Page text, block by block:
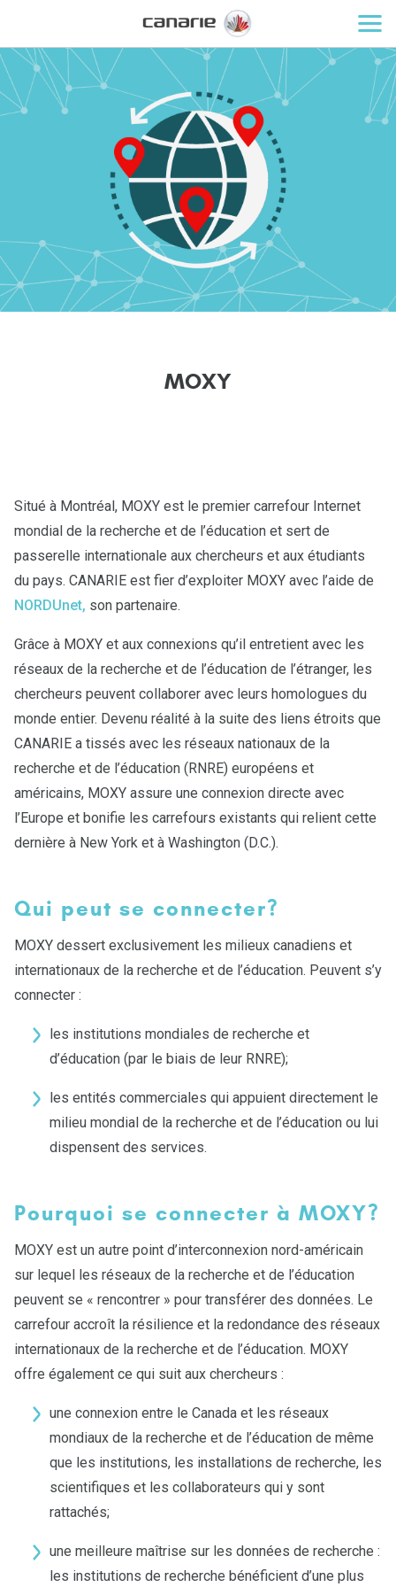
MOXY
Situé à Montréal, MOXY est le premier carrefour Internet
mondial de la recherche et de l’éducation et sert de
passerelle internationale aux chercheurs et aux étudiants
du pays. CANARIE est fier d’exploiter MOXY avec l’aide de
NORDUnet, son partenaire.
Grâce à MOXY et aux connexions qu’il entretient avec les
réseaux de la recherche et de l’éducation de l’étranger, les
chercheurs peuvent collaborer avec leurs homologues du
monde entier. Devenu réalité à la suite des liens étroits que
CANARIE a tissés avec les réseaux nationaux de la
recherche et de l’éducation (RNRE) européens et
américains, MOXY assure une connexion directe avec
l’Europe et bonifie les carrefours existants qui relient cette
dernière à New York et à Washington (D.C.).
Qui peut se connecter?
MOXY dessert exclusivement les milieux canadiens et
internationaux de la recherche et de l’éducation. Peuvent s’y
connecter :
les institutions mondiales de recherche et
d’éducation (par le biais de leur RNRE);
les entités commerciales qui appuient directement le
milieu mondial de la recherche et de l’éducation ou lui
dispensent des services.
Pourquoi se connecter à MOXY?
MOXY est un autre point d’interconnexion nord-américain
sur lequel les réseaux de la recherche et de l’éducation
peuvent se « rencontrer » pour transférer des données. Le
carrefour accroît la résilience et la redondance des réseaux
internationaux de la recherche et de l’éducation. MOXY
offre également ce qui suit aux chercheurs :
une connexion entre le Canada et les réseaux
mondiaux de la recherche et de l’éducation de même
que les institutions, les installations de recherche, les
scientifiques et les collaborateurs qui y sont
rattachés;
une meilleure maîtrise sur les données de recherche :
les institutions de recherche bénéficient d’une plus